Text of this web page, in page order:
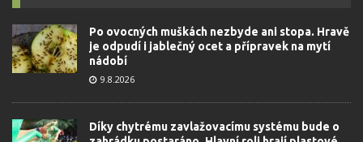
Po ovocných muškách nezbyde ani stopa. Hravě
je odpudí i jablečný ocet a přípravek na mytí
nádobí
9.8.2026
Díky chytrému zavlažovacímu systému bude o